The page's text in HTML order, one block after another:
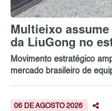
Multieixo
da LiuGong no
Movimento estratégico
mercado brasileiro de
06 DE AGOSTO 2026